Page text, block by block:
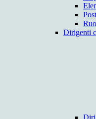
Dirigenti